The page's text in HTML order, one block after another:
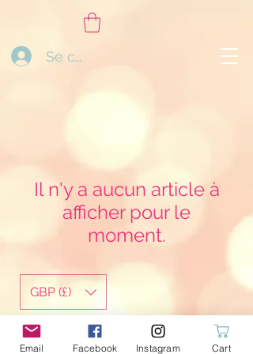
Se connecter
Il n'y a aucun article à
afficher pour le
moment.
GBP (£)
ohmyGcreations@gmail.com
Email Facebook Instagram Cart